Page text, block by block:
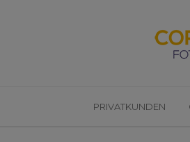
PRIVATKUNDEN